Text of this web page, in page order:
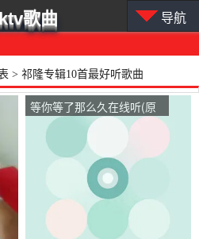
歌曲 导航
> 祁隆专辑10首最好听歌曲
等你等了那么久在线听(原
唱是红蔷薇)，余深秋，不
见芳踪演唱点播:27次